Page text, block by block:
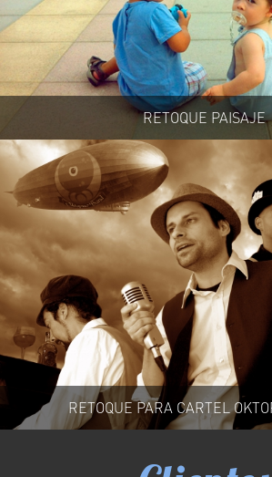
RETOQUE PAISAJE
RETOQUE PARA CARTEL